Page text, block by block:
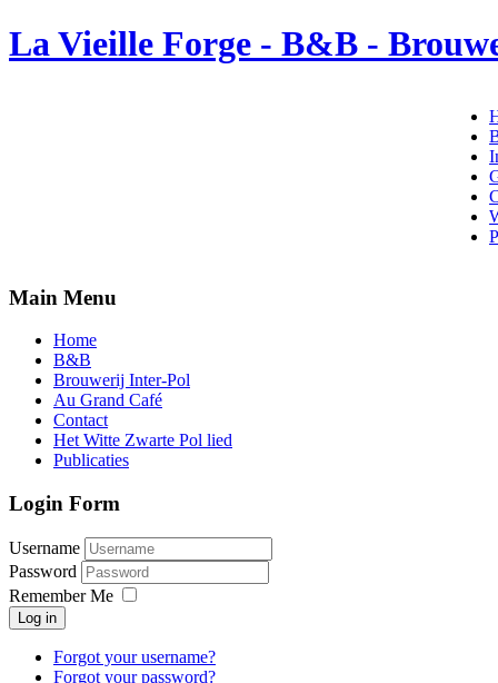
La Vieille Forge - B&B -
Main Menu
Home
B&B
Brouwerij Inter-Pol
Au Grand Café
Contact
Het Witte Zwarte Pol lied
Publicaties
Login Form
Username
Password
Remember Me
Log in
Forgot your username?
Forgot your password?